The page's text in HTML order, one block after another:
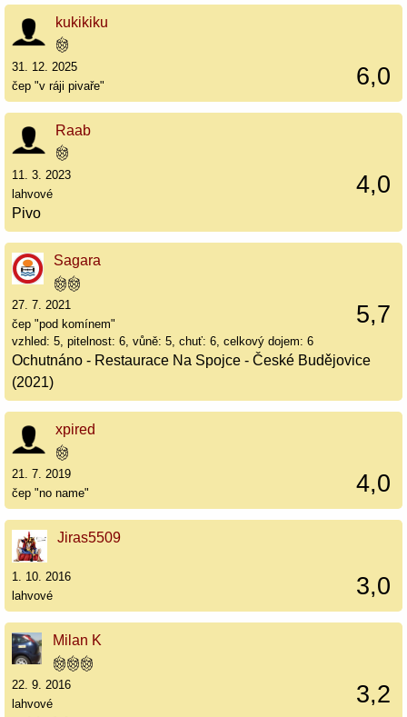
kukikiku
6,0
31. 12. 2025
čep "v ráji pivaře"
Raab
4,0
11. 3. 2023
lahvové
Pivo
Sagara
5,7
27. 7. 2021
čep "pod komínem"
vzhled: 5, pitelnost: 6, vůně: 5, chuť: 6, celkový dojem: 6
Ochutnáno - Restaurace Na Spojce - České Budějovice
(2021)
xpired
4,0
21. 7. 2019
čep "no name"
Jiras5509
3,0
1. 10. 2016
lahvové
Milan K
3,2
22. 9. 2016
lahvové